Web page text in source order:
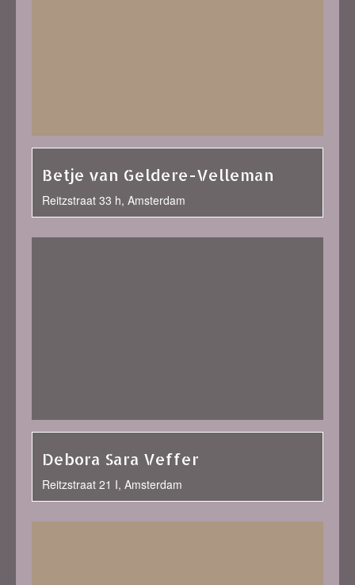
Betje van Geldere-Velleman
Reitzstraat 33 h, Amsterdam
Debora Sara Veffer
Reitzstraat 21 I, Amsterdam